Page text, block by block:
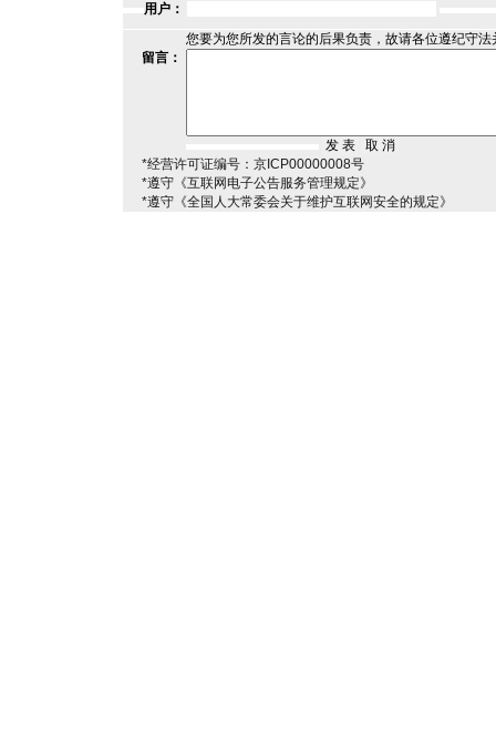
用户：
您要为您所发的言论的后果负责，故请各位遵纪守
留言：
*经营许可证编号：京ICP00000008号
*遵守《互联网电子公告服务管理规定》
*遵守《全国人大常委会关于维护互联网安全的规定》